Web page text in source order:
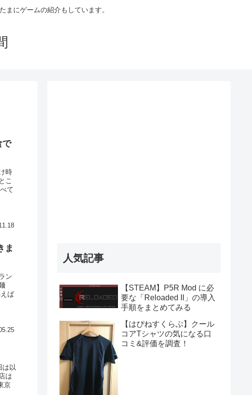
まにゲームの紹介もしています。
で
時
こ
て
ま
ン
ば
は以
は
京
人気記事
【STEAM】P5R Mod に必
要な「Reloaded II」の導入
手順をまとめてみる
【はぴねすくらぶ】クール
コアTシャツの気になる口
コミ&評価を調査！